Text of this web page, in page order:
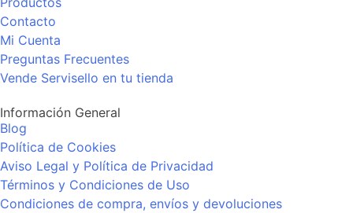
Contacto
Mi Cuenta
Preguntas Frecuentes
Vende Servisello en tu tienda
Información General
Blog
Política de Cookies
Aviso Legal y Política de Privacidad
Términos y Condiciones de Uso
Condiciones de compra, envíos y devoluciones